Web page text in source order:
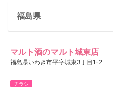
福島県
マルト酒のマルト城東店
福島県いわき市平字城東3丁目1-2
チラシ